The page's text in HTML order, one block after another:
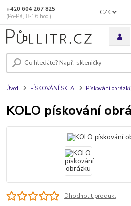
CZK
+420 604 267 825
(Po-Pá, 8-16 hod.)
Úvod PÍSKOVÁNÍ SKLA Pískování obrázků
KOLO pískování
Ohodnotit produkt